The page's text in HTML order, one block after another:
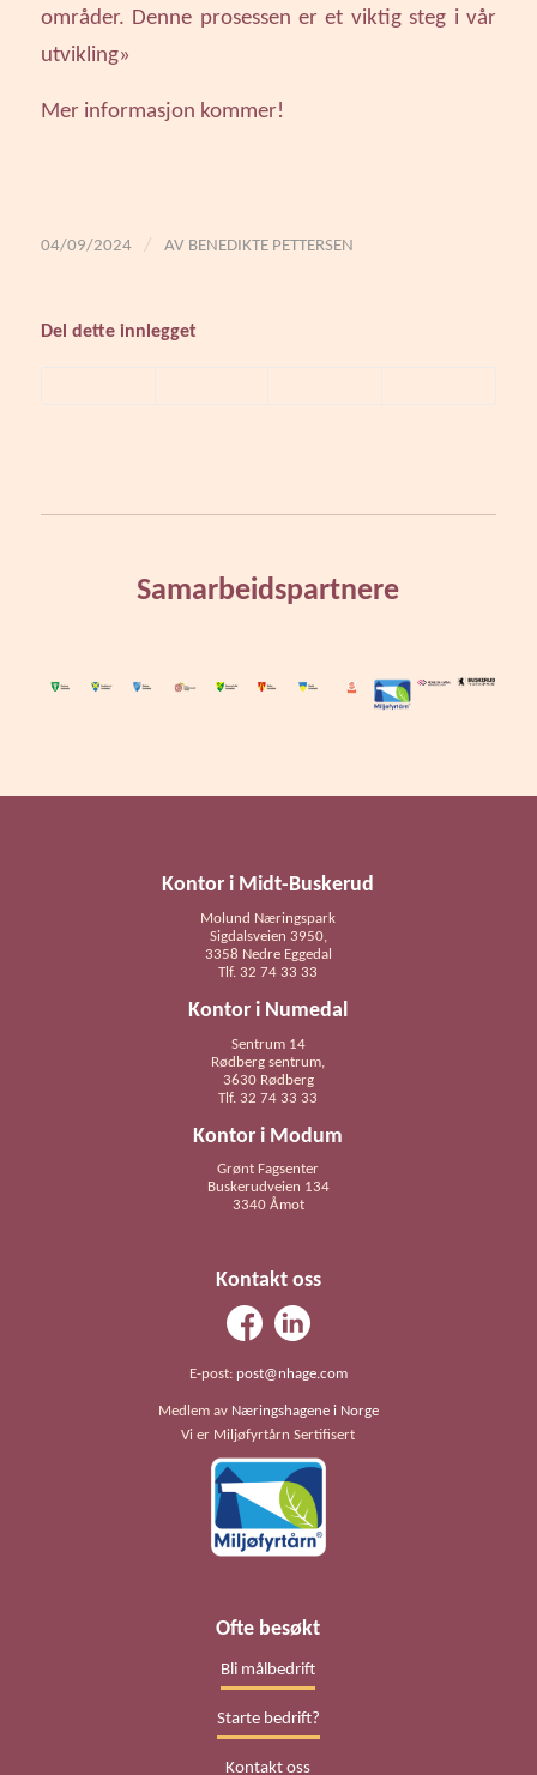
områder. Denne prosessen er et viktig steg i vår
utvikling»
Mer informasjon kommer!
04/09/2024 / AV BENEDIKTE PETTERSEN
Del dette innlegget
Samarbeidspartnere
Kontor i Midt-Buskerud
Molund Næringspark
Sigdalsveien 3950,
3358 Nedre Eggedal
Tlf. 32 74 33 33
Kontor i Numedal
Sentrum 14
Rødberg sentrum,
3630 Rødberg
Tlf. 32 74 33 33
Kontor i Modum
Grønt Fagsenter
Buskerudveien 134
3340 Åmot
Kontakt oss
E-post: post@nhage.com
Medlem av Næringshagene i Norge
Vi er Miljøfyrtårn Sertifisert
Ofte besøkt
Bli målbedrift
Starte bedrift?
Kontakt oss